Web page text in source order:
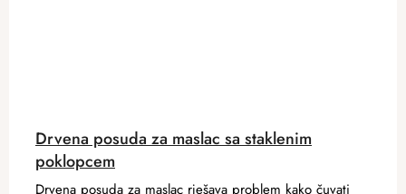
Drvena posuda za maslac sa staklenim
poklopcem
Drvena posuda za maslac rješava problem kako čuvati